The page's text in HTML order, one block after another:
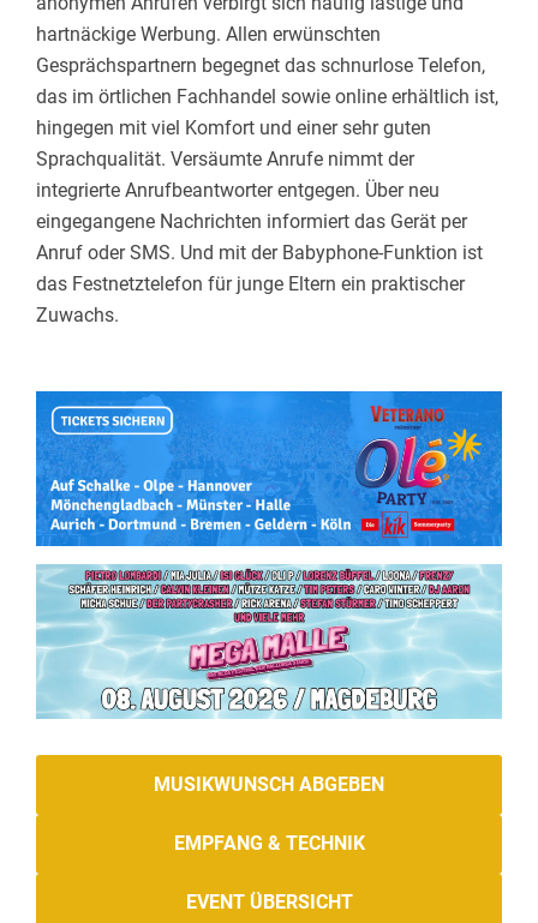
hartnäckige Werbung. Allen erwünschten
Gesprächspartnern begegnet das schnurlose Telefon,
das im örtlichen Fachhandel sowie online erhältlich ist,
hingegen mit viel Komfort und einer sehr guten
Sprachqualität. Versäumte Anrufe nimmt der
integrierte Anrufbeantworter entgegen. Über neu
eingegangene Nachrichten informiert das Gerät per
Anruf oder SMS. Und mit der Babyphone-Funktion ist
das Festnetztelefon für junge Eltern ein praktischer
Zuwachs.
MUSIKWUNSCH ABGEBEN
EMPFANG & TECHNIK
EVENT ÜBERSICHT